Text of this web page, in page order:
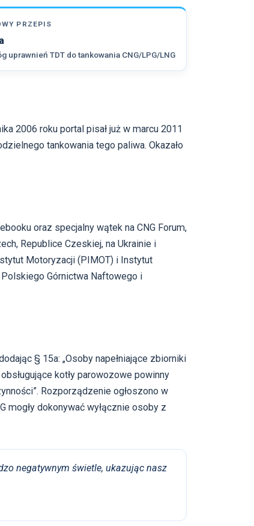
PRZEPIS
uprawnień TDT do tankowania CNG/LPG/LNG
2006 roku portal pisał już w marcu 2011
tankowania tego paliwa. Okazało
oraz specjalny wątek na CNG Forum,
Republice Czeskiej, na Ukrainie i
Motoryzacji (PIMOT) i Instytut
Górnictwa Naftowego i
§ 15a: „Osoby napełniające zbiorniki
kotły parowozowe powinny
Rozporządzenie ogłoszono w
mogły dokonywać wyłącznie osoby z
negatywnym świetle, ukazując nasz